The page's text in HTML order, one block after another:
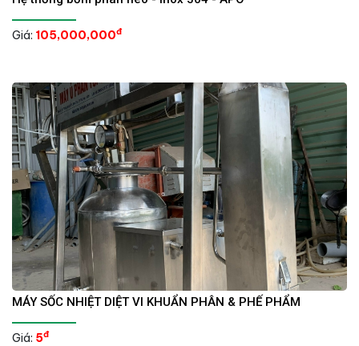
Giá: 105,000,000đ
MÁY SỐC NHIỆT DIỆT VI KHUẨN PHÂN & PHẾ PHẨM
Giá: 5đ